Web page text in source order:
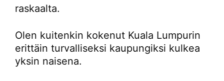
raskaalta.
Olen kuitenkin kokenut Kuala Lumpurin
erittäin turvalliseksi kaupungiksi kulkea
yksin naisena.